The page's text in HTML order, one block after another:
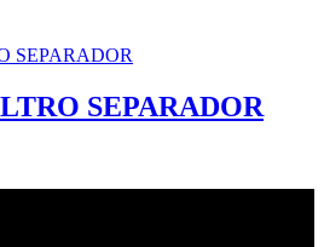
SEPARADOR